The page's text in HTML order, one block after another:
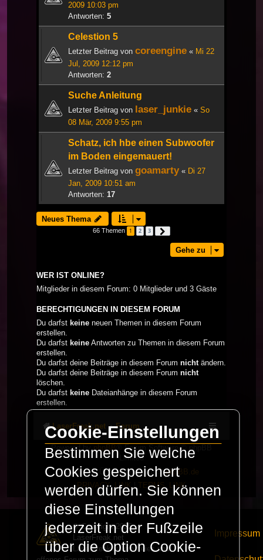
2009 10:03 pm
Antworten: 5
Celestion 5
Letzter Beitrag von coreengine « Mi 22
Jul, 2009 12:12 pm
Antworten: 2
Suche Anleitung
Letzter Beitrag von laser_junkie « So
08 Mär, 2009 9:55 pm
Schatz, ich hbe einen Subwoofer
im Boden eingemauert!
Letzter Beitrag von goamarty« Di 27
Jan, 2009 10:51 am
Antworten: 17
Neues Thema
66 Themen 1 2 3
Gehe zu
WER IST ONLINE?
Mitglieder in diesem Forum: 0 Mitglieder und 3 Gäste
BERECHTIGUNGEN IN DIESEM FORUM
Du darfst keine neuen Themen in diesem Forum
erstellen.
Du darfst keine Antworten zu Themen in diesem Forum
erstellen.
Du darfst deine Beiträge in diesem Forum nichtändern.
Du darfst deine Beiträge in diesem Forum nicht
löschen.
Du darfst keine Dateianhänge in diesem Forum
erstellen.
LaserFreak.net Forum
Powered by phpBB
® Forum Software © phpBB
Limited
Deutsche Übersetzung durchphpBB.de
PRIVACY_LINK| TERMS_LINK
© Copyright 2025 -
LaserFreak.net
LaserFreak ist ein freies und
Impressum
Cookie-Einstellungen
Bestimmen Sie welche
Cookies gespeichert
werden dürfen. Sie können
diese Einstellungen
jederzeit in der Fußzeile
über die Option Cookie-